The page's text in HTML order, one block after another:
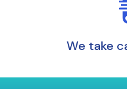
We take